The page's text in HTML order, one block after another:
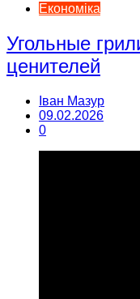
Економіка
Угольные
ценителей
Іван Мазур
09.02.2026
0